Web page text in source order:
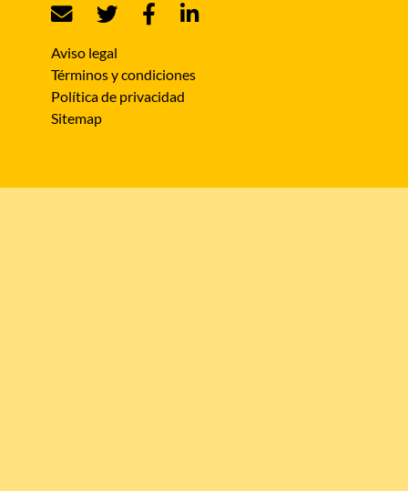
Aviso legal
Términos y condiciones
Política de privacidad
Sitemap